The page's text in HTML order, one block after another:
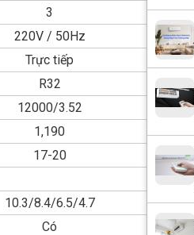
3
220V / 50Hz
Trực tiếp
R32
12000/3.52
1,190
17-20
10.3/8.4/6.5/4.7
Có